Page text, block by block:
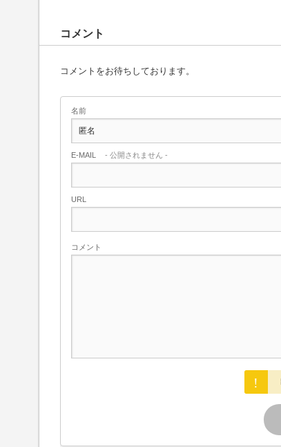
コメント
コメントをお待ちしております。
名前
E-MAIL - 公開されません -
URL
コメント